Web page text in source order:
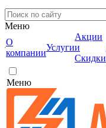
Меню
О
компании
Услуги
Акции
и
Скидки
Меню